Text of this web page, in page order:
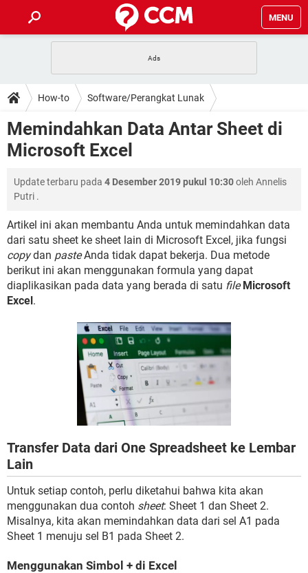
MENU
APLIKASI NONTON FILM & SERI RESET GMAIL
BUAT AKUN TIKTOK APLIKASI VIDEO-CALL
HOW-TO
SAFE MODE ANDROID RESET CLASH OF CLANS
KODE RAHASIA NETFLIX
DOWNLOAD
ADOBE PREMIERE PRO
FORUM
Lupa Password Gmail WiFi Tidak Berfungsi
ENSIKLOPEDIA
Front Office dan Back Office OOP - Data Enkapsulasi
Jenis-jenis Network atau Jaringan
How-to Software/Perangkat Lunak
Memindahkan Data Antar Sheet di
Microsoft Excel
Update terbaru pada 4 Desember 2019 pukul 10:30oleh Annelis
Putri .
Artikel ini akan membantu Anda untuk memindahkan data
dari satu sheet ke sheet lain di Microsoft Excel, jika fungsi
copydan pasteAnda tidak dapat bekerja. Dua metode
berikut ini akan menggunakan formula yang dapat
diaplikasikan pada data yang berada di satu file Microsoft
Excel.
Transfer Data dari One Spreadsheet ke Lembar
Lain
Untuk setiap contoh, perlu diketahui bahwa kita akan
menggunakan dua contoh sheet: Sheet 1 dan Sheet 2.
Misalnya, kita akan memindahkan data dari sel A1 pada
Sheet 1 menuju sel B1 pada Sheet 2.
Menggunakan Simbol + di Excel